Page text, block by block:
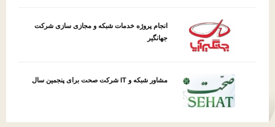
انجام پروژه خدمات شبکه و مجازی سازی شرکت
جهانگیر
مشاور شبکه و IT شرکت صحت برای پنجمین سال